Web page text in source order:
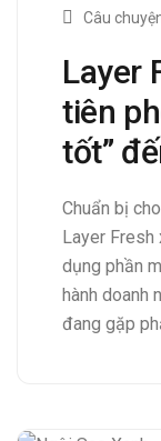
Câu
Layer
tiên
tốt”
Chuẩn bị
Layer Fresh
dụng phần
hành doanh
đang gặp